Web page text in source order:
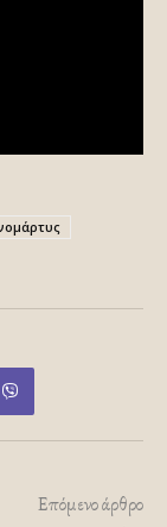
Επόμενο άρθρο